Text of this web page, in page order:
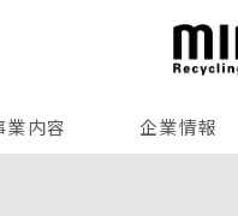
業内容 企業情報